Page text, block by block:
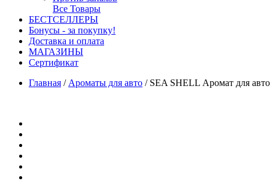
Все Товары
БЕСТСЕЛЛЕРЫ
Бонусы - за покупку!
Доставка и оплата
МАГАЗИНЫ
Cертификат
Главная / Ароматы для авто / SEA SHELL Аромат для